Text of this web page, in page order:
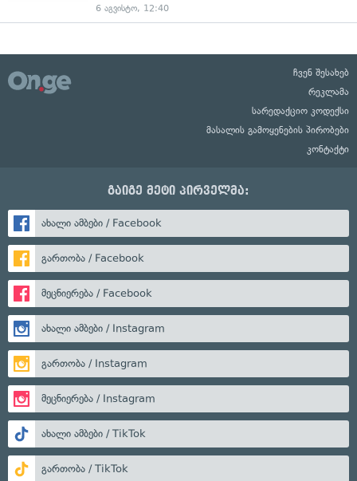
6 აგვისტო, 12:40
ჩვენ შესახებ
რეკლამა
სარედაქციო კოდექსი
მასალის გამოყენების პირობები
კონტაქტი
გაიგე მეტი პირველმა:
ახალი ამბები / Facebook
გართობა / Facebook
მეცნიერება / Facebook
ახალი ამბები / Instagram
გართობა / Instagram
მეცნიერება / Instagram
ახალი ამბები / TikTok
გართობა / TikTok